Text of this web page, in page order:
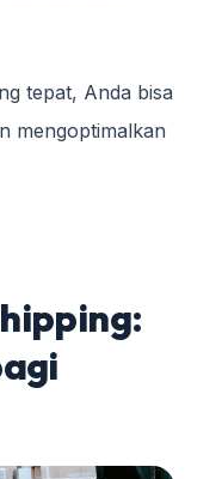
tepat, Anda bisa
mengoptimalkan